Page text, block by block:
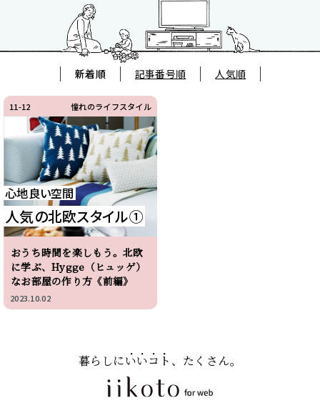
新着順 記事番号順 人気順
11-12 憧れのライフスタイル
心地良い空間
人気の北欧スタイル①
おうち時間を楽しもう。北欧
に学ぶ、Hygge（ヒュッゲ）
なお部屋の作り方《前編》
2023.10.02
暮らしにいいコト、たくさん。